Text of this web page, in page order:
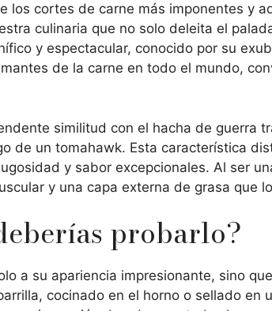
los cortes de carne más imponentes y
culinaria que no solo deleita el
y espectacular, conocido por su
de la carne en todo el mundo,
similitud con el hacha de guerra
de un tomahawk. Esta característica
y sabor excepcionales. Al ser
y una capa externa de grasa que
probarlo?
a su apariencia impresionante, sino
cocinado en el horno o sellado